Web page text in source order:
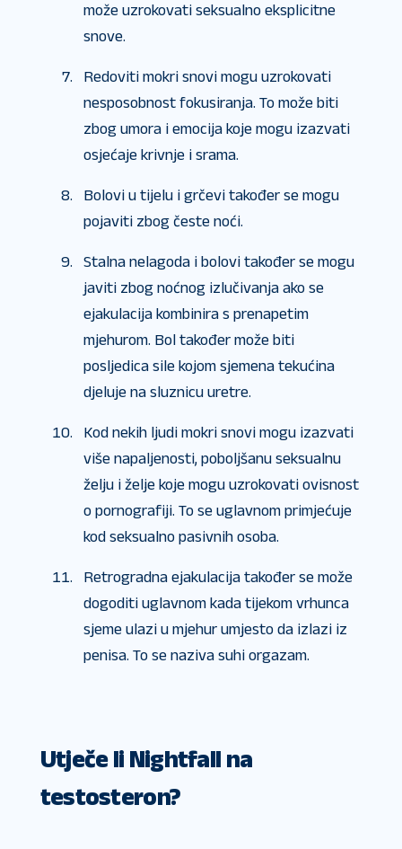
može uzrokovati seksualno eksplicitne
snove.
Redoviti mokri snovi mogu uzrokovati
nesposobnost fokusiranja. To može biti
zbog umora i emocija koje mogu izazvati
osjećaje krivnje i srama.
Bolovi u tijelu i grčevi također se mogu
pojaviti zbog česte noći.
Stalna nelagoda i bolovi također se mogu
javiti zbog noćnog izlučivanja ako se
ejakulacija kombinira s prenapetim
mjehurom. Bol također može biti
posljedica sile kojom sjemena tekućina
djeluje na sluznicu uretre.
Kod nekih ljudi mokri snovi mogu izazvati
više napaljenosti, poboljšanu seksualnu
želju i želje koje mogu uzrokovati ovisnost
o pornografiji. To se uglavnom primjećuje
kod seksualno pasivnih osoba.
Retrogradna ejakulacija također se može
dogoditi uglavnom kada tijekom vrhunca
sjeme ulazi u mjehur umjesto da izlazi iz
penisa. To se naziva suhi orgazam.
Utječe li Nightfall na
testosteron?